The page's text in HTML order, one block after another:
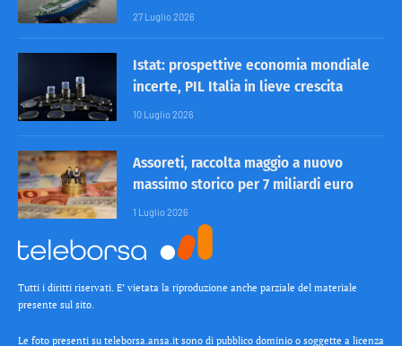
27 Luglio 2026
Istat: prospettive economia mondiale
incerte, PIL Italia in lieve crescita
10 Luglio 2026
Assoreti, raccolta maggio a nuovo
massimo storico per 7 miliardi euro
1 Luglio 2026
Tutti i diritti riservati. E’ vietata la riproduzione anche parziale del materiale
presente sul sito.
Le foto presenti su teleborsa.ansa.it sono di pubblico dominio o soggette a licenza